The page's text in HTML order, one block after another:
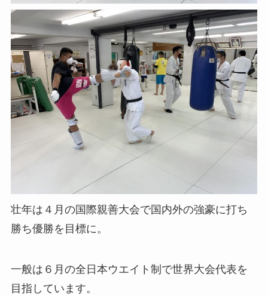
壮年は４月の国際親善大会で国内外の強豪に打ち
勝ち優勝を目標に。
一般は６月の全日本ウエイト制で世界大会代表を
目指しています。